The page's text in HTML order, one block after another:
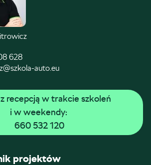
628
auto.eu
recepcją w trakcie szkoleń
i w weekendy:
660 532 120
projektów